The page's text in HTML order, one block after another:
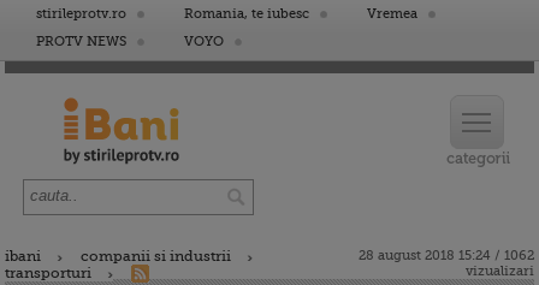
stirileprotv.ro Romania, te iubesc
Vremea
PROTV NEWS
VOYO
ibani
companii si industrii
transporturi
28 august 2018 15:24 / 1062
vizualizari